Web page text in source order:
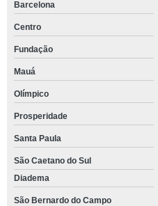
Barcelona
Centro
Fundação
Mauá
Olímpico
Prosperidade
Santa Paula
São Caetano do Sul
Diadema
São Bernardo do Campo